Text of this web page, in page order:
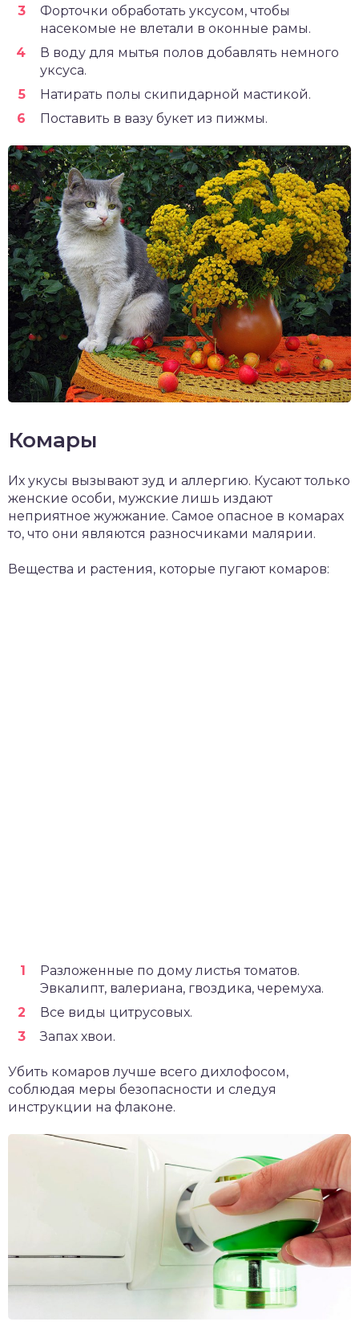
Форточки обработать уксусом, чтобы
насекомые не влетали в оконные рамы.
В воду для мытья полов добавлять немного
уксуса.
Натирать полы скипидарной мастикой.
Поставить в вазу букет из пижмы.
Комары
Их укусы вызывают зуд и аллергию. Кусают только
женские особи, мужские лишь издают
неприятное жужжание. Самое опасное в комарах
то, что они являются разносчиками малярии.
Вещества и растения, которые пугают комаров:
Разложенные по дому листья томатов.
Эвкалипт, валериана, гвоздика, черемуха.
Все виды цитрусовых.
Запах хвои.
Убить комаров лучше всего дихлофосом,
соблюдая меры безопасности и следуя
инструкции на флаконе.